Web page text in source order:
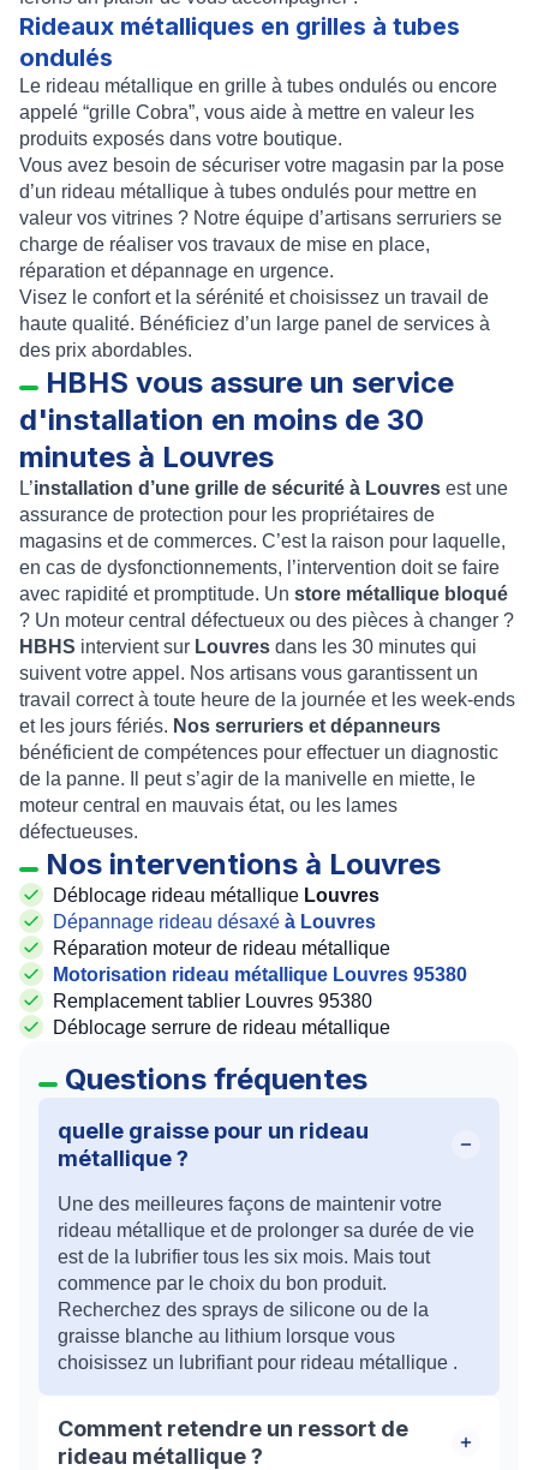
Rideaux métalliques en grilles à tubes
ondulés
Le rideau métallique en grille à tubes ondulés ou encore
appelé “grille Cobra”, vous aide à mettre en valeur les
produits exposés dans votre boutique.
Vous avez besoin de sécuriser votre magasin par la pose
d’un rideau métallique à tubes ondulés pour mettre en
valeur vos vitrines ? Notre équipe d’artisans serruriers se
charge de réaliser vos travaux de mise en place,
réparation etdépannage en urgence.
Visez le confort et la sérénité et choisissez un travail de
haute qualité. Bénéficiez d’un large panel de services à
des prix abordables.
HBHS vous assure un service
d'installation en moins de 30
minutes à Louvres
L’installation d’une grille de sécurité à Louvres est une
assurance de protection pour les propriétaires de
magasins et de commerces. C’est la raison pour laquelle,
en cas de dysfonctionnements, l’intervention doit se faire
avec rapidité et promptitude. Un store métallique bloqué
? Un moteur central défectueux ou des pièces à changer ?
HBHS intervient sur Louvres dans les 30 minutes qui
suivent votre appel. Nos artisans vous garantissent un
travail correct à toute heure de la journée et les week-ends
et les jours fériés. Nos serruriers et dépanneurs
bénéficient de compétences pour effectuer un diagnostic
de la panne. Il peut s’agir de la manivelle en miette, le
moteur central en mauvais état, ou les lames
défectueuses.
Nos interventions à Louvres
Déblocage rideau métallique Louvres
Dépannage rideau désaxé à Louvres
Réparation moteur de rideau métallique
Motorisation rideau métallique Louvres 95380
Remplacement tablier Louvres 95380
Déblocage serrure de rideau métallique
Questions fréquentes
quelle graisse pour un rideau
métallique ?
Une des meilleures façons de maintenir votre
rideau métallique et de prolonger sa durée de vie
est de la lubrifier tous les six mois. Mais tout
commence par le choix du bon produit.
Recherchez des sprays de silicone ou de la
graisse blanche au lithium lorsque vous
choisissez un lubrifiant pour rideau métallique .
Comment retendre un ressort de
rideau métallique ?